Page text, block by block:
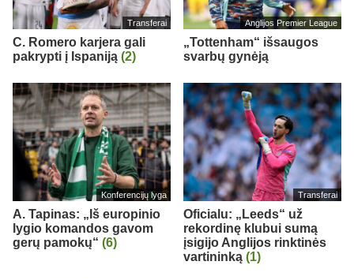
Transferai
C. Romero karjera gali
pakrypti į Ispaniją (2)
Anglijos Premier League
„Tottenham“ išsaugos
svarbų gynėją
Konferencijų lyga
A. Tapinas: „Iš europinio
lygio komandos gavom
gerų pamokų“ (6)
Transferai
Oficialu: „Leeds“ už
rekordinę klubui sumą
įsigijo Anglijos rinktinės
vartininką (1)